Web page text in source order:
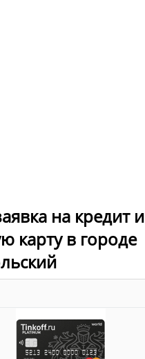
на кредит и
карту в городе